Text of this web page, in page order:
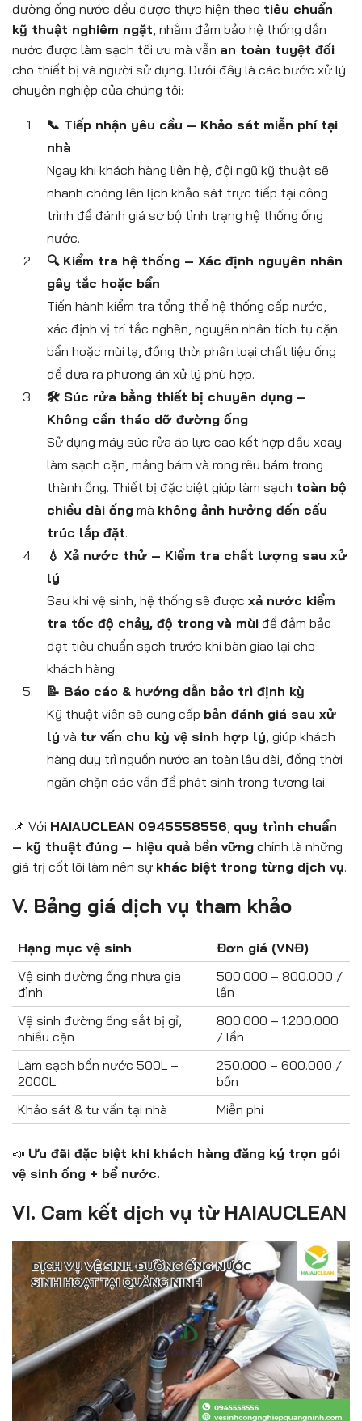
đường ống nước đều được thực hiện theo tiêu chuẩn
kỹ thuật nghiêm ngặt, nhằm đảm bảo hệ thống dẫn
nước được làm sạch tối ưu mà vẫn an toàn tuyệt đối
cho thiết bị và người sử dụng. Dưới đây là các bước xử lý
chuyên nghiệp của chúng tôi:
📞 Tiếp nhận yêu cầu – Khảo sát miễn phí tại
nhà
Ngay khi khách hàng liên hệ, đội ngũ kỹ thuật sẽ
nhanh chóng lên lịch khảo sát trực tiếp tại công
trình để đánh giá sơ bộ tình trạng hệ thống ống
nước.
🔍 Kiểm tra hệ thống – Xác định nguyên nhân
gây tắc hoặc bẩn
Tiến hành kiểm tra tổng thể hệ thống cấp nước,
xác định vị trí tắc nghẽn, nguyên nhân tích tụ cặn
bẩn hoặc mùi lạ, đồng thời phân loại chất liệu ống
để đưa ra phương án xử lý phù hợp.
🛠 Súc rửa bằng thiết bị chuyên dụng –
Không cần tháo dỡ đường ống
Sử dụng máy súc rửa áp lực cao kết hợp đầu xoay
làm sạch cặn, mảng bám và rong rêu bám trong
thành ống. Thiết bị đặc biệt giúp làm sạch toàn bộ
chiều dài ống mà không ảnh hưởng đến cấu
trúc lắp đặt.
💧 Xả nước thử – Kiểm tra chất lượng sau xử
lý
Sau khi vệ sinh, hệ thống sẽ được xả nước kiểm
tra tốc độ chảy, độ trong và mùi để đảm bảo
đạt tiêu chuẩn sạch trước khi bàn giao lại cho
khách hàng.
📝 Báo cáo & hướng dẫn bảo trì định kỳ
Kỹ thuật viên sẽ cung cấp bản đánh giá sau xử
lý và tư vấn chu kỳ vệ sinh hợp lý, giúp khách
hàng duy trì nguồn nước an toàn lâu dài, đồng thời
ngăn chặn các vấn đề phát sinh trong tương lai.
📌 Với HAIAUCLEAN 0945558556, quy trình chuẩn
– kỹ thuật đúng – hiệu quả bền vững chính là những
giá trị cốt lõi làm nên sự khác biệt trong từng dịch vụ.
V. Bảng giá dịch vụ tham khảo
Hạng mục vệ sinh
Đơn giá (VNĐ)
Vệ sinh đường ống nhựa gia
đình
500.000 – 800.000 /
lần
Vệ sinh đường ống sắt bị gỉ,
nhiều cặn
800.000 – 1.200.000
/ lần
Làm sạch bồn nước 500L –
2000L
250.000 – 600.000 /
bồn
Khảo sát & tư vấn tại nhà
Miễn phí
📣 Ưu đãi đặc biệt khi khách hàng đăng ký trọn gói
vệ sinh ống + bể nước.
VI. Cam kết dịch vụ từ HAIAUCLEAN